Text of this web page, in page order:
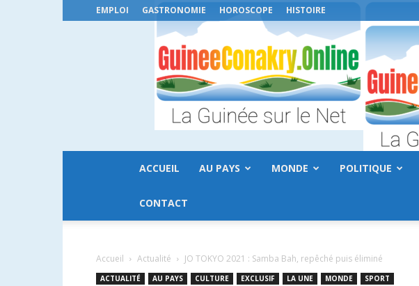
EMPLOI GASTRONOMIE HOROSCOPE HISTOIRE
ACCUEIL AU PAYS MONDE POLITIQUE
CONTACT
Accueil Actualité JO TOKYO 2021 : Samba Bah, repêché puis éliminé
ACTUALITÉ AU PAYS CULTURE EXCLUSIF LA UNE MONDE SPORT